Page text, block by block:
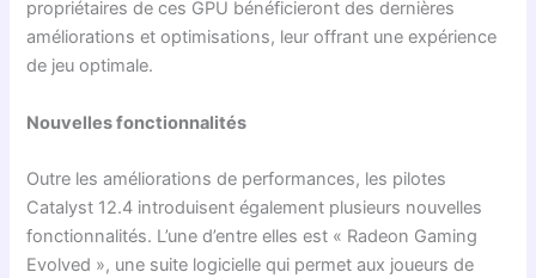
propriétaires de ces GPU bénéficieront des dernières
améliorations et optimisations, leur offrant une expérience
de jeu optimale.
Nouvelles fonctionnalités
Outre les améliorations de performances, les pilotes
Catalyst 12.4 introduisent également plusieurs nouvelles
fonctionnalités. L’une d’entre elles est « Radeon Gaming
Evolved », une suite logicielle qui permet aux joueurs de